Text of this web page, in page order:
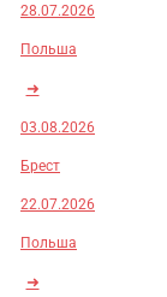
28.07.2026
Польша
➜
03.08.2026
Брест
22.07.2026
Польша
➜